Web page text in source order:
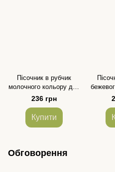
Пісочник в рубчик
молочного кольору для
дівчинки та хлопчика
236 грн
Купити
Обговорення